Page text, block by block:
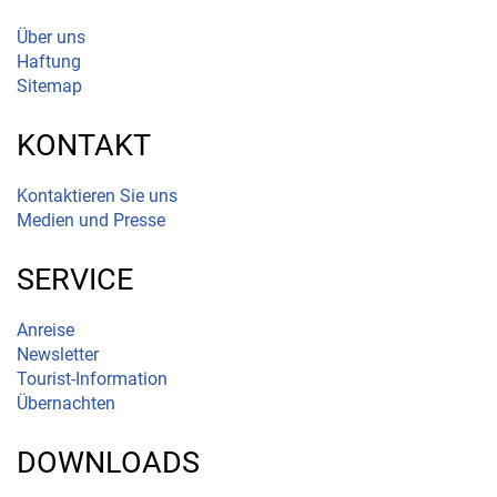
Über uns
Haftung
Sitemap
KONTAKT
Kontaktieren Sie uns
Medien und Presse
SERVICE
Anreise
Newsletter
Tourist-Information
Übernachten
DOWNLOADS